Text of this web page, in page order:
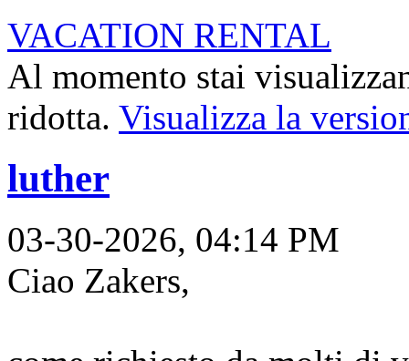
VACATION RENTAL
Al momento stai
ridotta. Visualizza la
luther
03-30-2026, 04:14 PM
Ciao Zakers,